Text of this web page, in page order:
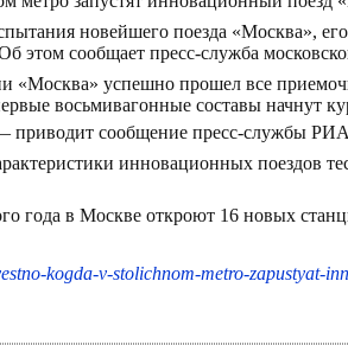
новейшего поезда «Москва»,
этом сообщает пресс-служба
«Москва» успешно прошел все
восьмивагонные составы начнут
— приводит сообщение пресс-службы
инновационных поездов
года в Москве откроют 16 новых
kogda-v-stolichnom-metro-zapustyat-